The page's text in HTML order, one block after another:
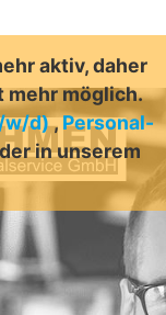
aktiv, daher
mehr möglich.
w/d),Personal-
in unserem